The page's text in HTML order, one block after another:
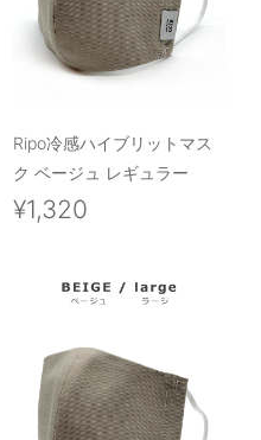
Ripo冷感ハイブリットマス
ク ベージュ レギュラー
¥1,320